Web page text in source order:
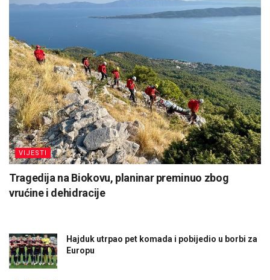
VIJESTI
Tragedija na Biokovu, planinar preminuo zbog
vrućine i dehidracije
Hajduk utrpao pet komada i pobijedio u borbi za
Europu